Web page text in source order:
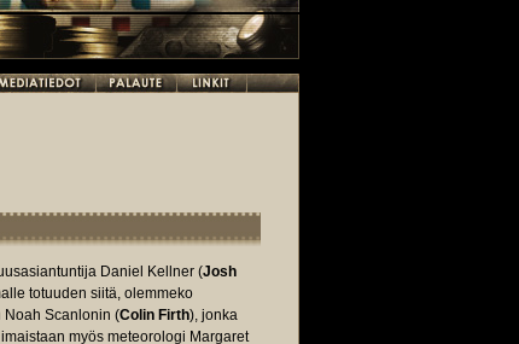
Daniel Kellner (Josh
totuuden siitä, olemmeko
Noah Scanlonin (Colin Firth), jonka
myös meteorologi Margaret